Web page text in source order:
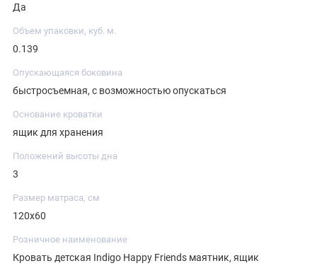
Да
Объем упаковки, куб. м.
0.139
Опускающаяся боковина
быстросъемная, с возможностью опускаться
Основание кроватки
ящик для хранения
Положений высоты дна
3
Размер матраса, см
120х60
Розничное наименование
Кровать детская Indigo Happy Friends маятник, ящик